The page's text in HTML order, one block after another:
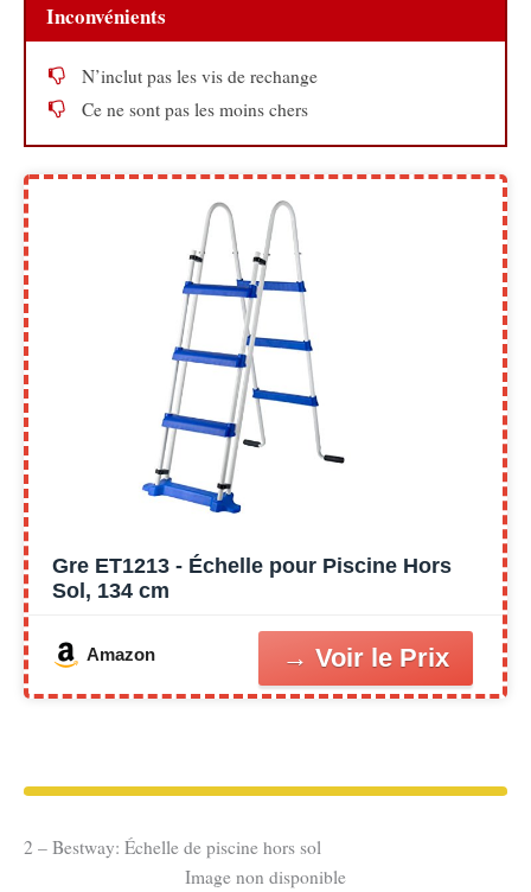
Inconvénients
N’inclut pas les vis de rechange
Ce ne sont pas les moins chers
Gre ET1213 - Échelle pour Piscine Hors
Sol, 134 cm
Amazon
2 – Bestway: Échelle de piscine hors sol
Image non disponible